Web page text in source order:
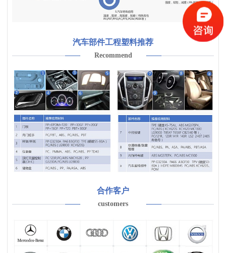
汽车部件工程塑料推荐
Recommend
合作客户
customers